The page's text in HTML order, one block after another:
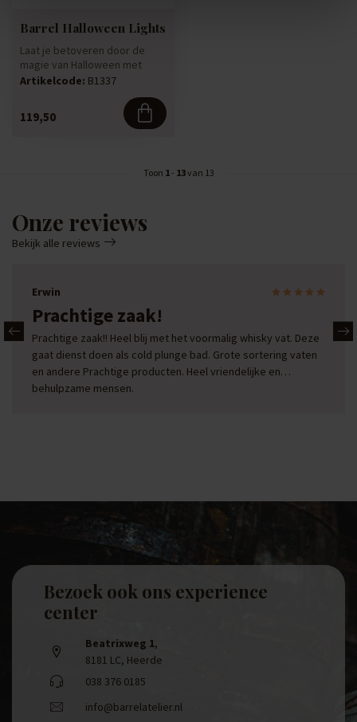
Barrel Halloween Lights
Laat je betoveren door de
magie van Halloween met
deze unieke lichten,
Artikelcode: B1337
119,50
Toon 1- 13van 13
Onze reviews
Bekijk alle reviews
Erwin
Prachtige zaak!
Prachtige zaak!! Heel blij met het voormalig whisky vat. Deze
gaat dienst doen als cold plunge bad. Grote sortering vaten
en andere Prachtige producten. Heel vriendelijke en
behulpzame mensen.
Bezoek ook ons experience
center
Beatrixweg 1,
8181 LC, Heerde
038 376 0185
info@barrelatelier.nl